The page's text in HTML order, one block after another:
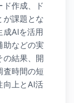
ド作成、ド
が課題とな
成AIを活用
助などの実
の結果、開
査時間の短
向上とAI活